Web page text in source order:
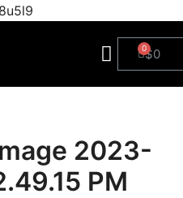
$0
2023-
PM